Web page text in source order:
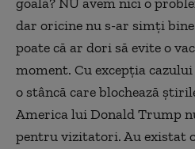
dar oricine nu s-ar simți
poate că ar dori să evite o
moment. Cu excepția
o stâncă care blochează
America lui Donald Trump
pentru vizitatori. Au existat